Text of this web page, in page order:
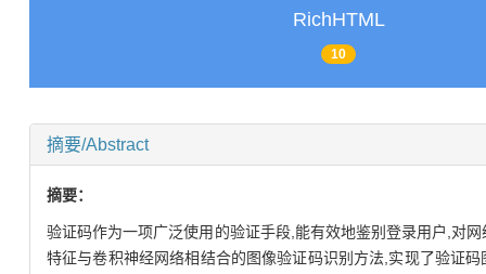
RichHTML
10
摘要/Abstract
摘要：
验证码作为一项广泛使用的验证手段,能有效地鉴别登录用户,对
特征与卷积神经网络相结合的图像验证码识别方法,实现了验证